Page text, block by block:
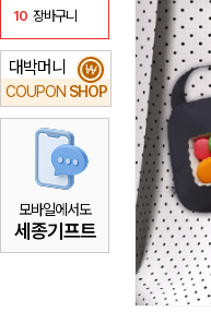
10 장바구니
대박머니
COUPON SHOP
₩
모바일에서도
세종기프트